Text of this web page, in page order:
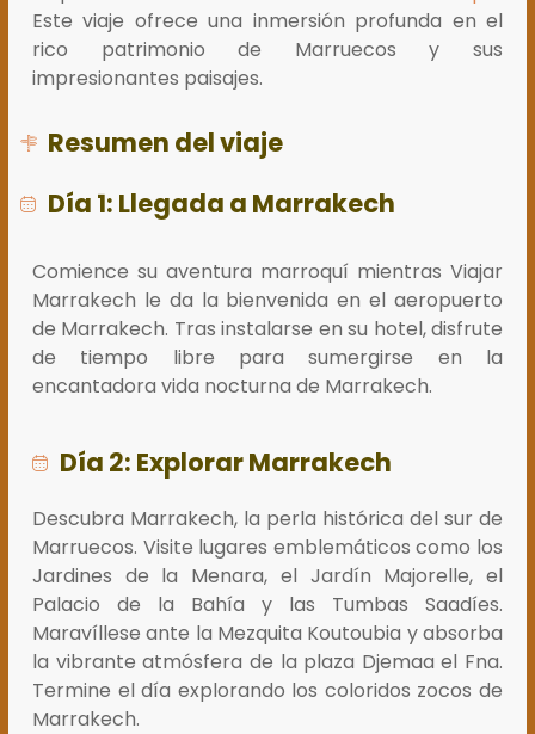
Este viaje ofrece una inmersión profunda en el
rico patrimonio de Marruecos y sus
impresionantes paisajes.
Resumen del viaje
Día 1: Llegada a Marrakech
Comience su aventura marroquí mientras Viajar
Marrakech le da la bienvenida en el aeropuerto
de Marrakech. Tras instalarse en su hotel, disfrute
de tiempo libre para sumergirse en la
encantadora vida nocturna de Marrakech.
Día 2: Explorar Marrakech
Descubra Marrakech, la perla histórica del sur de
Marruecos. Visite lugares emblemáticos como los
Jardines de la Menara, el Jardín Majorelle, el
Palacio de la Bahía y las Tumbas Saadíes.
Maravíllese ante la Mezquita Koutoubia y absorba
la vibrante atmósfera de la plaza Djemaa el Fna.
Termine el día explorando los coloridos zocos de
Marrakech.